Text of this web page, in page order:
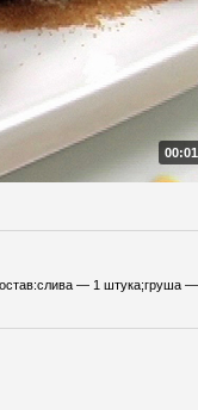
— 1 штука;груша